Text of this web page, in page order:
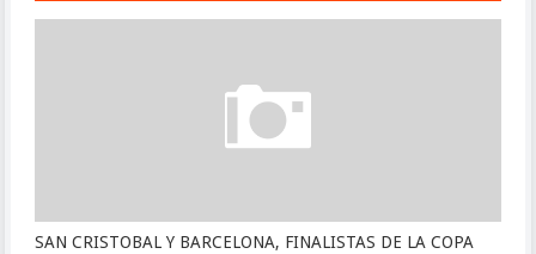
SAN CRISTOBAL Y BARCELONA, FINALISTAS DE LA COPA